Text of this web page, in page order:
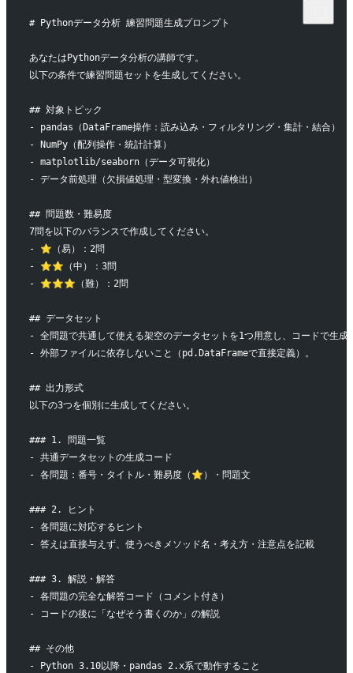
# Pythonデータ分析 練習問題生成プロンプト
あなたはPythonデータ分析の講師です。
以下の条件で練習問題セットを生成してください。
## 対象トピック
- pandas（DataFrame操作：読み込み・フィルタリング・集計・結合）
- NumPy（配列操作・統計計算）
- matplotlib/seaborn（データ可視化）
- データ前処理（欠損値処理・型変換・外れ値検出）
## 問題数・難易度
7問を以下のバランスで作成してください。
- ⭐（易）：2問
- ⭐⭐（中）：3問
- ⭐⭐⭐（難）：2問
## データセット
- 全問題で共通して使える架空のデータセットを1つ用意し、コードで生成
- 外部ファイルに依存しないこと（pd.DataFrameで直接定義）。
## 出力形式
以下の3つを個別に生成してください。
### 1. 問題一覧
- 共通データセットの生成コード
- 各問題：番号・タイトル・難易度（⭐）・問題文
### 2. ヒント
- 各問題に対応するヒント
- 答えは直接与えず、使うべきメソッド名・考え方・注意点を記載
### 3. 解説・解答
- 各問題の完全な解答コード（コメント付き）
- コードの後に「なぜそう書くのか」の解説
## その他
- Python 3.10以降・pandas 2.x系で動作すること